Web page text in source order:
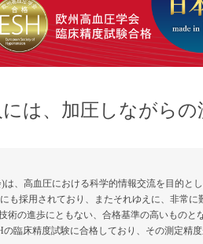
は、加圧しながらの
)は、高血圧における科学的情報交流を目的と
も採用されており、またそれゆえに、非常に
術の進歩にともない、合格基準の高いものと
臨床精度試験に合格しており、その測定精